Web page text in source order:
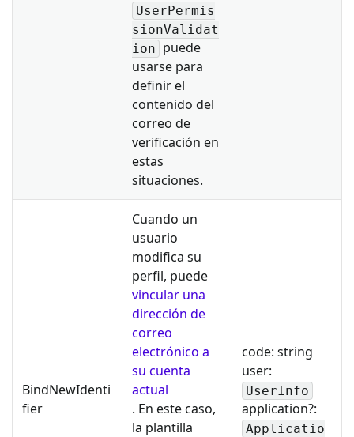
UserPermis
sionValidat
ion puede
usarse para
definir el
contenido del
correo de
verificación en
estas
situaciones.
BindNewIdenti
fier
Cuando un
usuario
modifica su
perfil, puede
vincular una
dirección de
correo
electrónico a
su cuenta
actual
. En este caso,
la plantilla
code: string
user:
UserInfo
application?:
Applicatio